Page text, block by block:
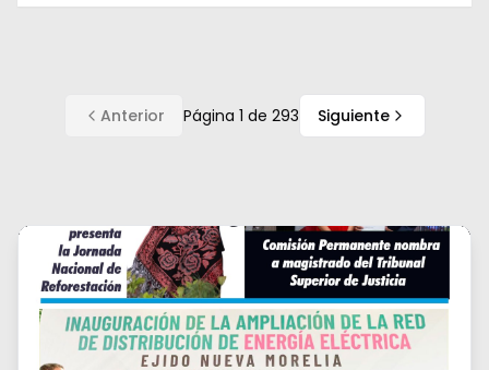
Anterior Página 1 de 293 Siguiente